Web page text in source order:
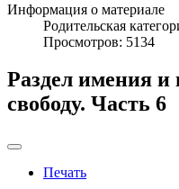
Информация о материале
Родительская
Просмотров: 5134
Раздел имения
свободу. Часть 6
Печать